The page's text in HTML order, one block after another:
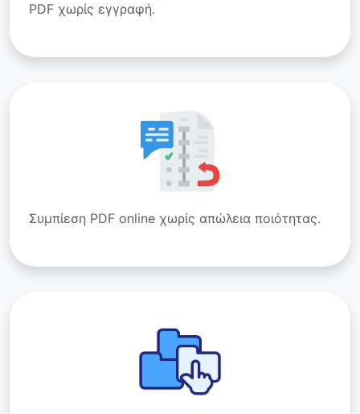
PDF χωρίς εγγραφή.
Συμπίεση PDF online χωρίς απώλεια ποιότητας.